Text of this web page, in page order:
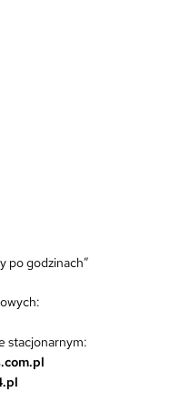
po godzinach”
stacjonarnym: